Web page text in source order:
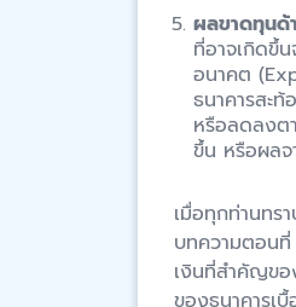
ผลขาดทุนด้
ที่อาจเกิดขึ้
อนาคต
ธนาคารสะ
หรือลดลงต
ขึ้น หรือผลจ
เมื่อทุกท่านทร
บทความตอนที่
เงินที่สำคัญขอ
ของธนาคารเ